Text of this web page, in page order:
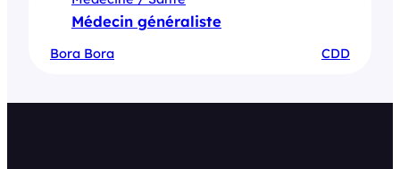
Médecin généraliste
Bora Bora CDD